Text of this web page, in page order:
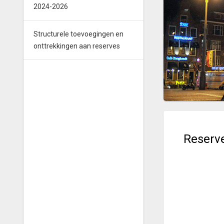
2024-2026
Structurele toevoegingen en
onttrekkingen aan reserves